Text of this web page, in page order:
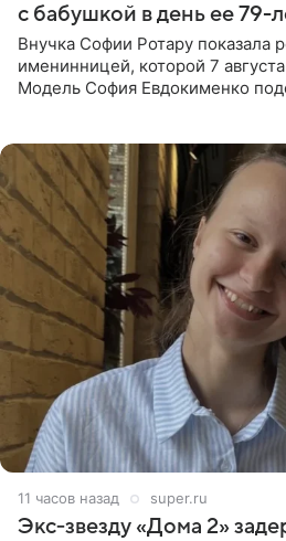
с бабушкой в день ее 79-
Внучка Софии Ротару показала
именинницей, которой 7
Модель София Евдокименко
11 часов назад super.ru
Экс‑звезду «Дома 2»